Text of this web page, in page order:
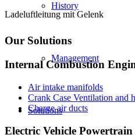
History
Management
Solutions
Ladeluftleitung mit Gelenk
Our Solutions
Internal Combustion
Air intake manifolds
Crank Case Ventilation and
Charge air ducts
Electric Vehicle Powertrain